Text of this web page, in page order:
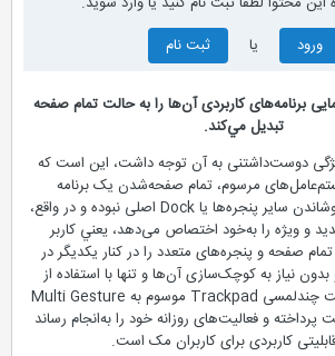
ورود
ثبت نام
برنامه‌های کاربردی آن‌ها را به حالت تمام صفحه
تبديل مي‌كند.
دوست‌داشتنی به آن توجه داشت، این است که
مرسوم، تمام صفحه‌شدن یک برنامه
کاربردی تنها به‌معنای پوشاندن سایر پنجره‌ها یا Dock اصلی نبوده و در واقع،
و ويژه را به‌خود اختصاص می‌دهد، يعني کاربر
صفحه و پنجره‌های متعدد را در کنار یکدیگر در
نیاز به کوچک‌سازی آن‌ها و تنها با استفاده از
کلیدهای میانبر یا قابلیت چندلمسی Trackpad موسوم به Multi Gesture
و فعالیت‌های روزانه خود را به‌انجام رساند
کاربردی برای کاربران مک است.